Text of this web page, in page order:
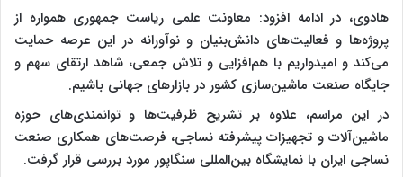
هادوی، در ادامه افزود: معاونت علمی ریاست جمهوری همواره از
پروژه‌ها و فعالیت‌های دانش‌بنیان و نوآورانه در این عرصه حمایت
می‌کند و امیدواریم با هم‌افزایی و تلاش جمعی، شاهد ارتقای سهم و
جایگاه صنعت ماشین‌سازی کشور در بازارهای جهانی باشیم.
در این مراسم، علاوه بر تشریح ظرفیت‌ها و توانمندی‌های حوزه
ماشین‌آلات و تجهیزات پیشرفته نساجی، فرصت‌های همکاری صنعت
نساجی ایران با نمایشگاه بین‌المللی سنگاپور مورد بررسی قرار گرفت.